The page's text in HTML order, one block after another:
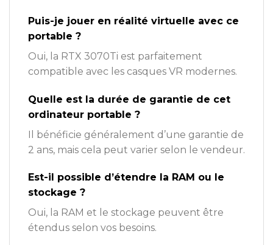
Puis-je jouer en réalité virtuelle avec ce
portable ?
Oui, la RTX 3070Ti est parfaitement
compatible avec les casques VR modernes.
Quelle est la durée de garantie de cet
ordinateur portable ?
Il bénéficie généralement d’une garantie de
2 ans, mais cela peut varier selon le vendeur.
Est-il possible d’étendre la RAM ou le
stockage ?
Oui, la RAM et le stockage peuvent être
étendus selon vos besoins.